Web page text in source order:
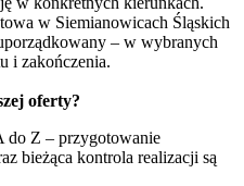
w Siemianowicach Śląskich
– w wybranych
i zakończenia.
oferty?
do Z – przygotowanie
bieżąca kontrola realizacji są